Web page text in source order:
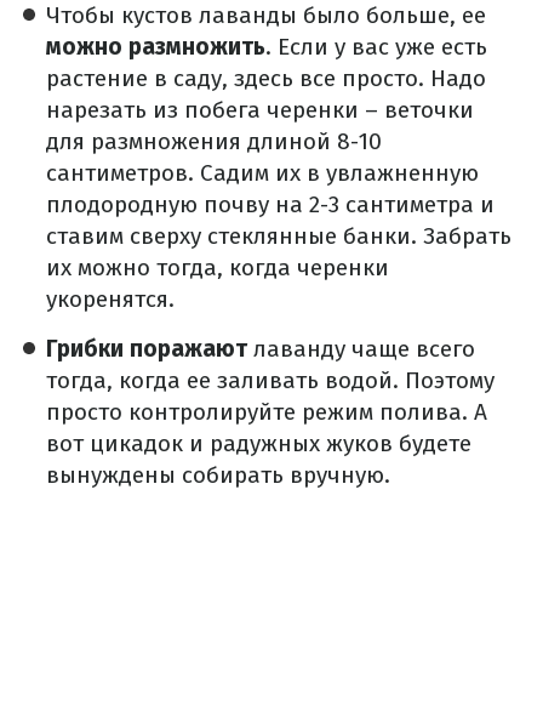
Чтобы кустов лаванды было больше, ее
можно размножить. Если у вас уже есть
растение в саду, здесь все просто. Надо
нарезать из побега черенки – веточки
для размножения длиной 8-10
сантиметров. Садим их в увлажненную
плодородную почву на 2-3 сантиметра и
ставим сверху стеклянные банки. Забрать
их можно тогда, когда черенки
укоренятся.
Грибки поражаютлаванду чаще всего
тогда, когда ее заливать водой. Поэтому
просто контролируйте режим полива. А
вот цикадок и радужных жуков будете
вынуждены собирать вручную.